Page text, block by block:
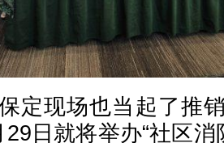
定现场也当起了推
日就将举办“社区消